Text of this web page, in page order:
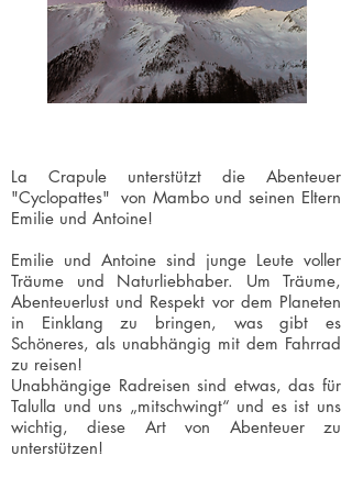
La Crapule unterstützt die Abenteuer
"Cyclopattes" von Mambo und seinen Eltern
Emilie und Antoine!
Emilie und Antoine sind junge Leute voller
Träume und Naturliebhaber. Um Träume,
Abenteuerlust und Respekt vor dem Planeten
in Einklang zu bringen, was gibt es
Schöneres, als unabhängig mit dem Fahrrad
zu reisen!
Unabhängige Radreisen sind etwas, das für
Talulla und uns „mitschwingt“ und es ist uns
wichtig, diese Art von Abenteuer zu
unterstützen!